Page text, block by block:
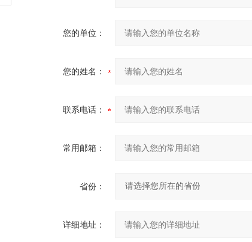
您的单位：
您的姓名：
联系电话：
常用邮箱：
省份：
详细地址：